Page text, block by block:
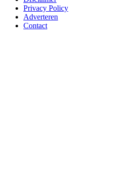
Privacy Policy
Adverteren
Contact